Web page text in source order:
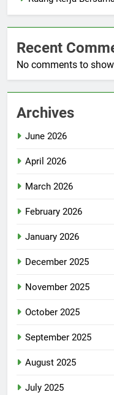
Recent
No comments to
Archives
June 2026
April 2026
March 2026
February 2026
January 2026
December 2025
November 2025
October 2025
September 2025
August 2025
July 2025